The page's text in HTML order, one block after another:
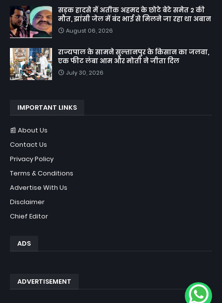
सड़क हादसे में अतीक अहमद के छोटे बेटे समेत 2 की
मौत, झांसी जेल में बंद भाई से मिलने जा रहा था अबान
August 06, 2026
राज्यपाल के सामने सुल्तानपुर के किसान का जलवा,
एक फीट लंबा आम और मोती ने जीता दिल
July 30, 2026
IMPORTANT LINKS
📰 About Us
Contact Us
Privacy Policy
Terms & Conditions
Advertise With Us
Disclaimer
Chief Editor
ADS
ADVERTISEMENT